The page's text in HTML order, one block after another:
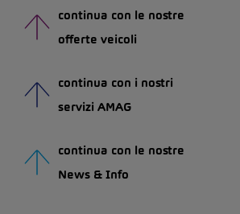
continua con le nostre
offerte veicoli
continua con i nostri
servizi AMAG
continua con le nostre
News & Info